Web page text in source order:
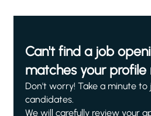
Can't find a job
matches your profile
Don't worry! Take a minute to
candidates.
We will carefully review your